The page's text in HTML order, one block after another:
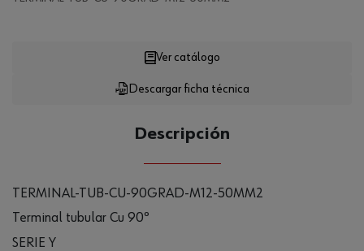
Loading...
Descargar ficha técnica
Ver catálogo
Descripción
TERMINAL-TUB-CU-90GRAD-M12-50MM2
Terminal tubular Cu 90º
SERIE Y